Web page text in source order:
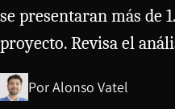
se presentaran más de
proyecto. Revisa el
PorAlonso Vatel